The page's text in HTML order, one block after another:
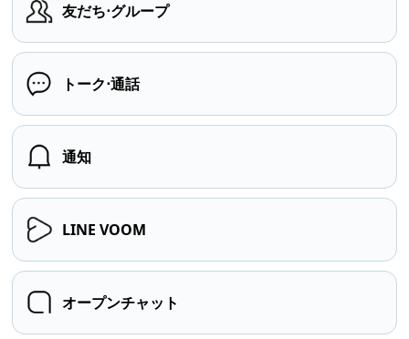
友だち⋅グループ
トーク⋅通話
通知
LINE VOOM
オープンチャット